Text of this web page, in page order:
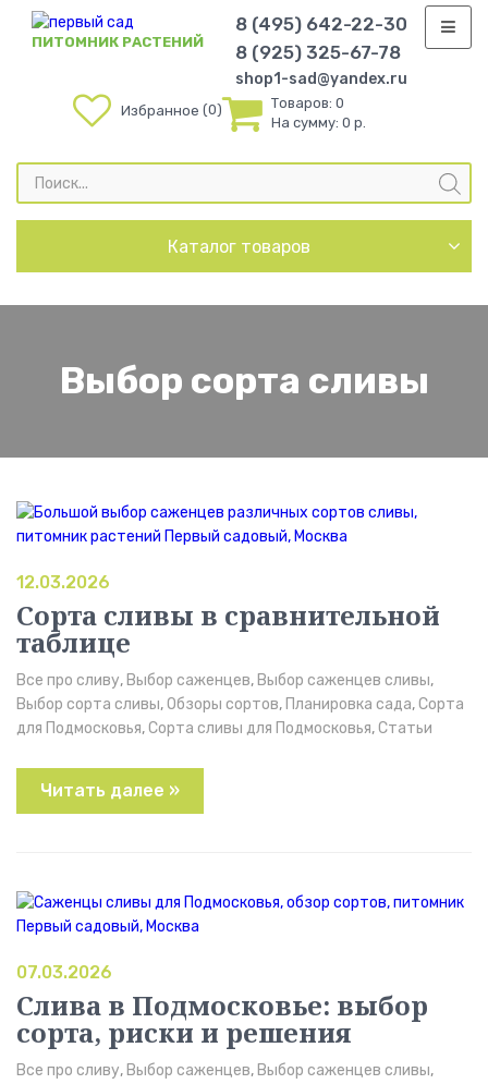
ПИТОМНИК РАСТЕНИЙ
8 (495) 642-22-30
8 (925) 325-67-78
shop1-sad@yandex.ru
Избранное 0 Товаров: 0
На сумму: 0 р.
Поиск
товаров
Каталог товаров
Выбор сорта сливы
12.03.2026
Сорта сливы в сравнительной
таблице
Все про сливу, Выбор саженцев, Выбор саженцев сливы,
Выбор сорта сливы,Обзоры сортов, Планировка сада,Сорта
для Подмосковья,Сорта сливы для Подмосковья,Статьи
Читать далее »
07.03.2026
Слива в Подмосковье: выбор
сорта, риски и решения
Все про сливу, Выбор саженцев, Выбор саженцев сливы,